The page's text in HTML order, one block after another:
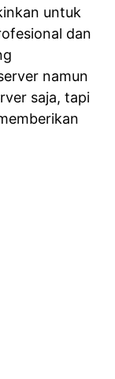
untuk
dan
namun
saja, tapi